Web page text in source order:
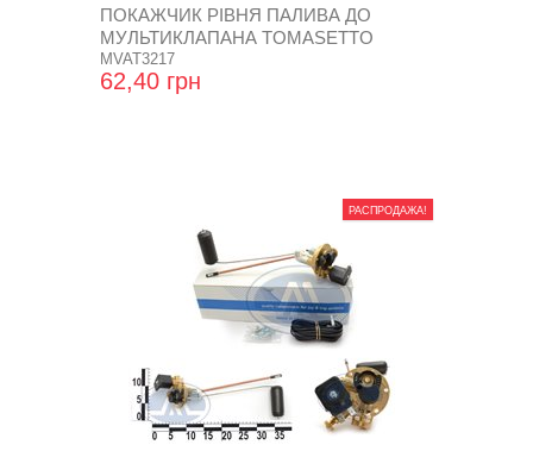
ПОКАЖЧИК РІВНЯ ПАЛИВА ДО
МУЛЬТИКЛАПАНА TOMASETTO
MVAT3217
62,40 грн
РАСПРОДАЖА!